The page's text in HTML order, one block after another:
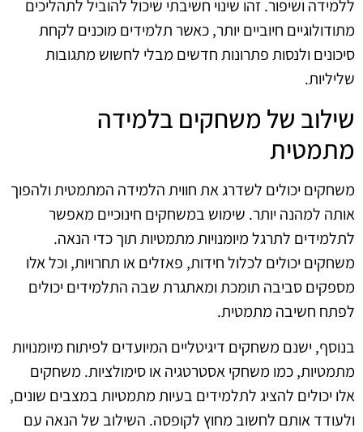
ללמידה ושיפור. זהו שינוי חשיבתי שיכול להוביל לתהליכים
מתודולוגיים חיוביים יותר, כאשר תלמידים מוכנים לקחת
סיכונים ולנסות פתרונות חדשים מבלי לחשוש מתגובות
שליליות.
שילוב של משחקים בלמידה
מתמטית
משחקים יכולים לשדרג את חווית הלמידה המתמטית ולהפוך
אותה למהנה יותר. שימוש במשחקים חינוכיים מאפשר
לתלמידים לתרגל מיומנויות מתמטיות תוך כדי הנאה.
משחקים יכולים לכלול חידות, פאזלים או תחרויות, וכל אלו
מספקים סביבה תומכת ומאתגרת שבה התלמידים יכולים
לפתח חשיבה מתמטית.
בנוסף, ישנם משחקים דיגיטליים המיועדים לפיתוח מיומנויות
מתמטיות, כמו משחקי אסטרטגיה או סימולציות. משחקים
אלו יכולים להציג לתלמידים בעיות מתמטיות במצבים שונים,
ולעודד אותם לחשוב מחוץ לקופסה. השילוב של הנאה עם